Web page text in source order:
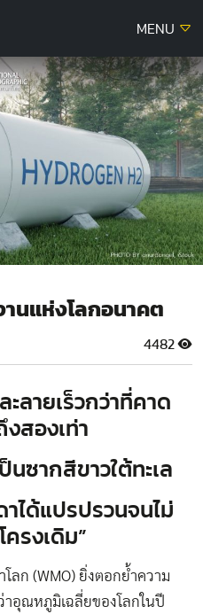
MENU
านแห่งโลกอนาคต
4482
ะลายเร็วกว่าที่คาด
สองเท่า
นซากสีขาวใต้ทะเล
ได้แปรปรวนจนไม่
ครงเดิม”
ลก (WMO) ยิ่งตอกย้ำความ
อุณหภูมิเฉลี่ยของโลกในปี